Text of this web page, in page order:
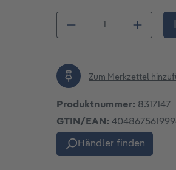
Produkt Anzahl:
Zum Merkzettel
Produktnummer: 8317147
GTIN/EAN:
Händler finden